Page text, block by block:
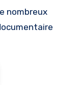
nombreux